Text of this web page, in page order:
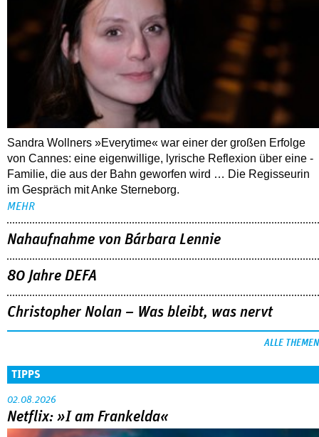
Sandra Wollners »Everytime« war einer der großen Erfolge
von Cannes: eine eigenwillige, lyrische Reflexion über eine ­
Familie, die aus der Bahn geworfen wird … Die Regisseurin
im Gespräch mit Anke Sterneborg.
MEHR
Nahaufnahme von Bárbara Lennie
80 Jahre DEFA
Christopher Nolan – Was bleibt, was nervt
ALLE THEMEN
TIPPS
02.08.2026
Netflix: »I am Frankelda«